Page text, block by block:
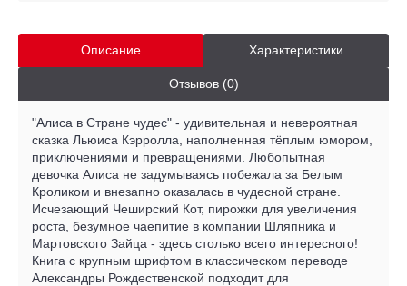
Описание Характеристики
Отзывов (0)
"Алиса в Стране чудес" - удивительная и невероятная
сказка Льюиса Кэрролла, наполненная тёплым юмором,
приключениями и превращениями. Любопытная
девочка Алиса не задумываясь побежала за Белым
Кроликом и внезапно оказалась в чудесной стране.
Исчезающий Чеширский Кот, пирожки для увеличения
роста, безумное чаепитие в компании Шляпника и
Мартовского Зайца - здесь столько всего интересного!
Книга с крупным шрифтом в классическом переводе
Александры Рождественской подходит для